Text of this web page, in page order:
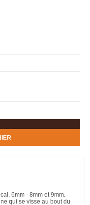
6mm - 8mm et 9mm.
qui se visse au bout du